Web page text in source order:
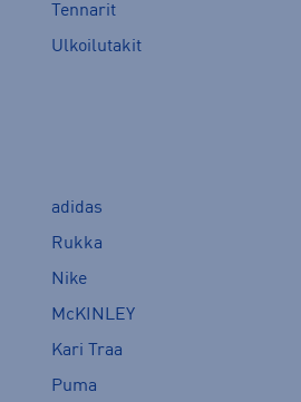
Tennarit
Ulkoilutakit
adidas
Rukka
Nike
McKINLEY
Kari Traa
Puma